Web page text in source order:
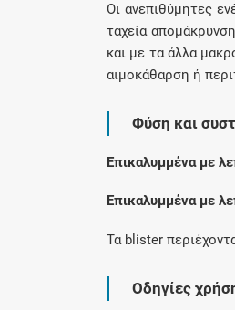
Οι ανεπιθύμητες
ταχεία
και με τα άλλα
αιμοκάθαρση ή
Φύση και
Επικαλυμμένα με
Επικαλυμμένα με
Τα blister
Οδηγίες